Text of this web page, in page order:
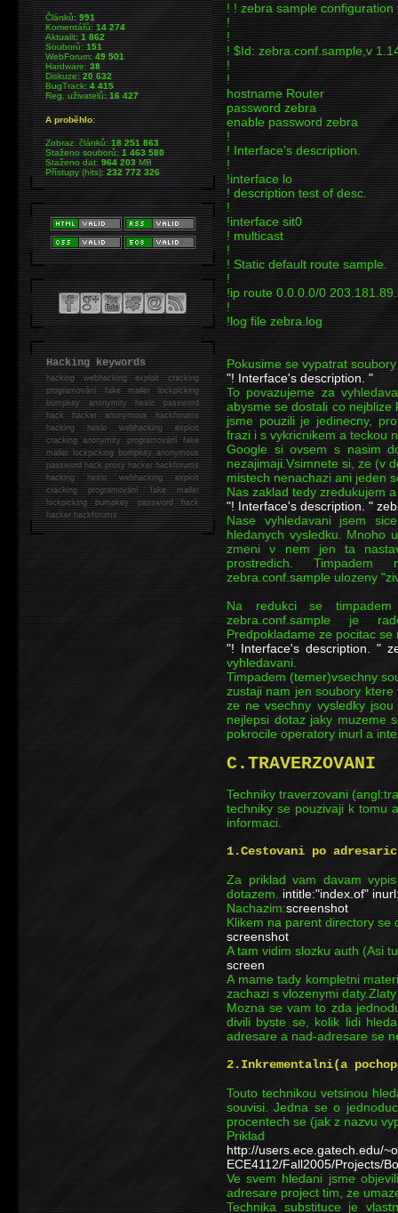
! ! zebra sample configuration
!
!
! $Id: zebra.conf.sample,v
!
!
hostname Router
password zebra
enable password zebra
!
! Interface's description.
!
!interface lo
! description test of desc.
!
!interface sit0
! multicast
!
! Static default route sample.
!
!ip route 0.0.0.0/0
!
!log file zebra.log
Pokusime se vypatrat
"! Interface's description. "
To povazujeme za
abysme se dostali co nejblize
jsme pouzili je jedinecny,
frazi i s vykricnikem a teckou
Google si ovsem s nasim
nezajimaji.Vsimnete si, ze (v
mistech nenachazi ani jeden
Nas zaklad tedy zredukujem
"! Interface's description. "
Nase vyhledavani jsem
hledanych vysledku. Mnoho
zmeni v nem jen ta
prostredich.
zebra.conf.sample ulozeny
Na redukci se timpadem
zebra.conf.sample je
Predpokladame ze pocitac
"! Interface's description. "
vyhledavani.
Timpadem (temer)vsechny
zustaji nam jen soubory
ze ne vsechny vysledky
nejlepsi dotaz jaky muzeme
pokrocile operatory inurl a
C.TRAVERZOVANI
Techniky traverzovani
techniky se pouzivaji k tomu
informaci.
1.Cestovani po
Za priklad vam davam
dotazem. intitle:"index.of"
Nachazim:screenshot
Klikem na parent directory se
screenshot
A tam vidim slozku auth (Asi
screen
A mame tady kompletni
zachazi s vlozenymi
Mozna se vam to zda
divili byste se, kolik lidi
adresare a nad-adresare se
2.Inkrementalni(a
Touto technikou vetsinou
souvisi. Jedna se o
procentech se (jak z nazvu
Priklad
http://users.ece.gatech.edu/
ECE4112/Fall2005/Projects/
Ve svem hledani jsme
adresare project tim, ze
Technika substituce je
Článků:991
Komentářů:14 274
Aktualit:1 862
Souborů:151
WebForum:49 501
Hardware:38
Diskuze:20 632
BugTrack:4 415
Reg. uživatelů:16 427
A proběhlo:
Zobraz. článků:18 251 863
Staženo souborů:1 463 580
Staženo dat:964 203MB
Přístupy (hits):232 772 326
Hacking keywords
hackingwebhacking exploit cracking
programování fake mailer lockpicking
bumpkey anonymity heslo password
hackhacker anonymous hackforums
hackingheslo webhacking exploit
cracking anonymity programování fake
mailer lockpicking bumpkey anonymous
password hack proxy hacker hackforums
hacking heslo webhacking exploit
cracking programování fake mailer
lockpicking bumpkey password hack
hackerhackforums